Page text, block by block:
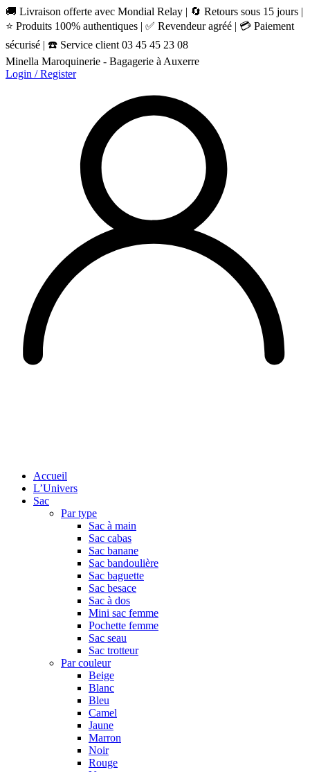
🚚 Livraison offerte avec Mondial Relay | 🔄 Retours sous 15 jours |
⭐ Produits 100% authentiques | ✅ Revendeur agréé | 💳 Paiement
sécurisé | ☎️ Service client 03 45 45 23 08
Minella Maroquinerie - Bagagerie à Auxerre
Login / Register
Accueil
L’Univers
Sac
Par type
Sac à main
Sac cabas
Sac banane
Sac bandoulière
Sac baguette
Sac besace
Sac à dos
Mini sac femme
Pochette femme
Sac seau
Sac trotteur
Par couleur
Beige
Blanc
Bleu
Camel
Jaune
Marron
Noir
Rouge